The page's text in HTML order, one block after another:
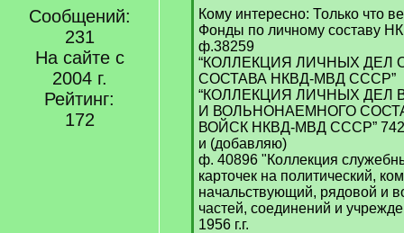
Сообщений:
231
На сайте с
2004 г.
Рейтинг:
172
]Кому интересно: Только что
Фонды по личному составу
ф.38259
“КОЛЛЕКЦИЯ ЛИЧНЫХ ДЕЛ
СОСТАВА НКВД-МВД СССР”
“КОЛЛЕКЦИЯ ЛИЧНЫХ
И ВОЛЬНОНАЕМНОГО
ВОЙСК НКВД-МВД СССР”
и (добавляю)
ф. 40896 "Коллекция
карточек на политический,
начальствующий, рядовой и
частей, соединений и
1956 г.г.